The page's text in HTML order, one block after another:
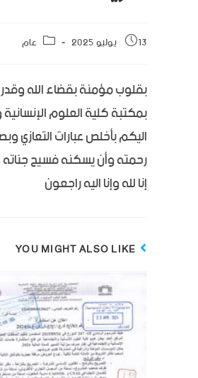
13 يوليو 2025 عام
بقلوب مؤمنة بقضاء الله
بمكتبة كلية العلوم
اليكم بأخلص عبارات التعازي
رحمته وأن يسكنه فسيح
إنا لله وإنا اليه راجعون
YOU MIGHT ALSO LIKE